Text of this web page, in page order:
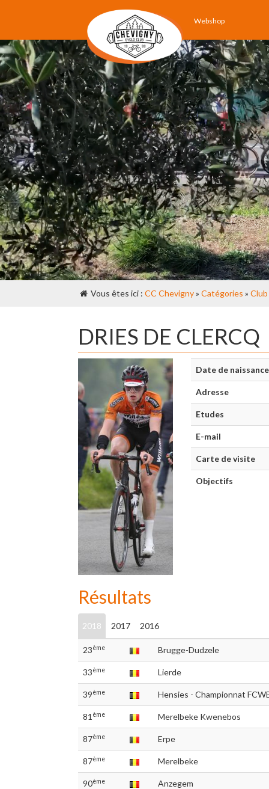
Webshop
Vous êtes ici : CC Chevigny» Catégories » Club
DRIES DE CLERCQ
Date de naissance
Adresse
Etudes
E-mail
Carte de visite
Objectifs
Résultats
2018 2017 2016
23ème Brugge-Dudzele
33ème Lierde
39ème Hensies - Championnat
81 ème Merelbeke Kwenebos
87ème Erpe
87ème Merelbeke
90ème Anzegem